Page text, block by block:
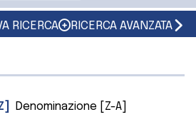
RICERCA RICERCA AVANZATA
Denominazione [Z-A]